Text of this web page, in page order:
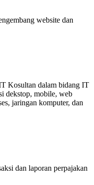
website dan
Kosultan dalam bidang IT
dekstop, mobile, web
jaringan komputer, dan
dan laporan perpajakan